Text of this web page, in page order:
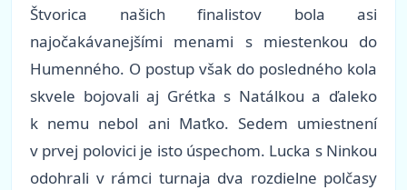
Štvorica našich finalistov bola asi
najočakávanejšími menami s miestenkou do
Humenného. O postup však do posledného kola
skvele bojovali aj Grétka s Natálkou a ďaleko
k nemu nebol ani Maťko. Sedem umiestnení
v prvej polovici je isto úspechom. Lucka s Ninkou
odohrali v rámci turnaja dva rozdielne polčasy